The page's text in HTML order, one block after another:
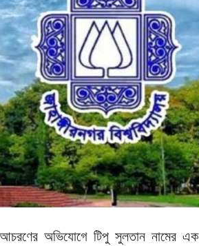
আচরণের অভিযোগে টিপু সুলতান নামের এক